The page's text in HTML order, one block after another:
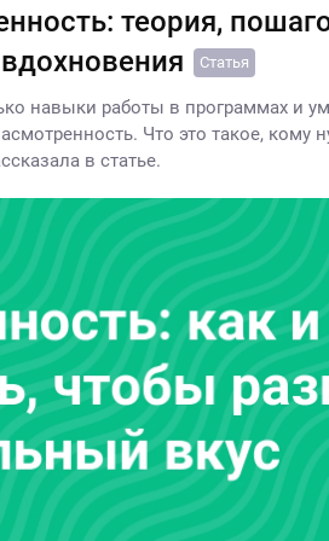
теория,
Статья
навыки работы в программах и
Что это такое, кому
в статье.